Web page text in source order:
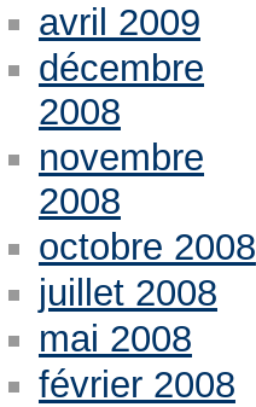
avril 2009
décembre
2008
novembre
2008
octobre 2008
juillet 2008
mai 2008
février 2008